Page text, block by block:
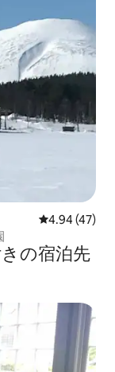
レビュー47
4.94 (47)
の宿泊先